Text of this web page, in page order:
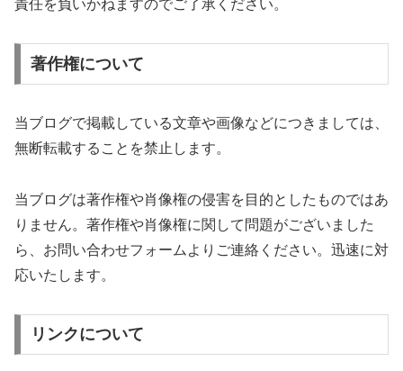
責任を負いかねますのでご了承ください。
著作権について
当ブログで掲載している文章や画像などにつきましては、
無断転載することを禁止します。
当ブログは著作権や肖像権の侵害を目的としたものではあ
りません。著作権や肖像権に関して問題がございました
ら、お問い合わせフォームよりご連絡ください。迅速に対
応いたします。
リンクについて